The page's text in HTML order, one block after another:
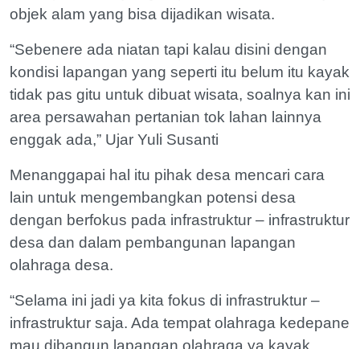
objek alam yang bisa dijadikan wisata.
“Sebenere ada niatan tapi kalau disini dengan
kondisi lapangan yang seperti itu belum itu kayak
tidak pas gitu untuk dibuat wisata, soalnya kan ini
area persawahan pertanian tok lahan lainnya
enggak ada,” Ujar Yuli Susanti
Menanggapai hal itu pihak desa mencari cara
lain untuk mengembangkan potensi desa
dengan berfokus pada infrastruktur – infrastruktur
desa dan dalam pembangunan lapangan
olahraga desa.
“Selama ini jadi ya kita fokus di infrastruktur –
infrastruktur saja. Ada tempat olahraga kedepane
mau dibangun lapangan olahraga ya kayak